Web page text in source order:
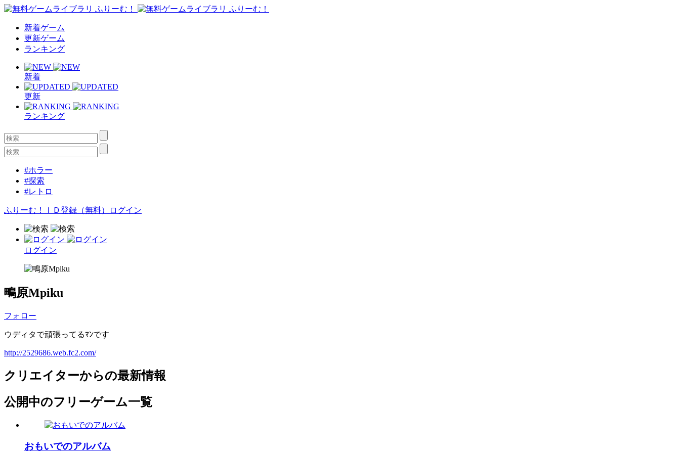
新着ゲーム
更新ゲーム
ランキング
新着
更新
ランキング
#ホラー
#探索
#レトロ
ふりーむ！ＩＤ登録（無料） ログイン
ログイン
鴫原Mpiku
フォロー
ウディタで頑張ってるﾏﾝです
http://2529686.web.fc2.com/
クリエイターからの最新情報
公開中のフリーゲーム一覧
おもいでのアルバム